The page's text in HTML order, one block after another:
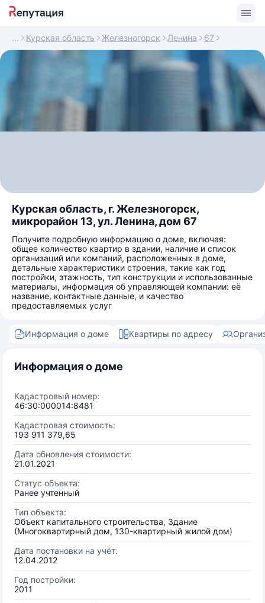
Курская область Железногорск Ленина 67
Курская область, г. Железногорск,
микрорайон 13, ул. Ленина, дом 67
Получите подробную информацию о доме, включая:
общее количество квартир в здании, наличие и список
организаций или компаний, расположенных в доме,
детальные характеристики строения, такие как год
постройки, этажность, тип конструкции и использованные
материалы, информация об управляющей компании: её
название, контактные данные, и качество
предоставляемых услуг
Информация о доме Квартиры по адресу
Информация о доме
Кадастровый номер:
46:30:000014:8481
Кадастровая стоимость:
193 911 379,65
Дата обновления стоимости:
21.01.2021
Статус объекта:
Ранее учтенный
Тип объекта:
Объект капитального строительства, Здание
(Многоквартирный дом, 130-квартирный жилой дом)
Дата постановки на учёт:
12.04.2012
Год постройки:
2011